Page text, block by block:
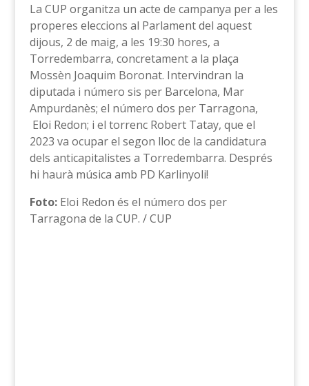
La CUP organitza un acte de campanya per a les
properes eleccions al Parlament del aquest
dijous, 2 de maig, a les 19:30 hores, a
Torredembarra, concretament a la plaça
Mossèn Joaquim Boronat. Intervindran la
diputada i número sis per Barcelona, Mar
Ampurdanès; el número dos per Tarragona,
Eloi Redon; i el torrenc Robert Tatay, que el
2023 va ocupar el segon lloc de la candidatura
dels anticapitalistes a Torredembarra. Després
hi haurà música amb PD Karlinyoli!
Foto:Eloi Redon és el número dos per
Tarragona de la CUP. / CUP